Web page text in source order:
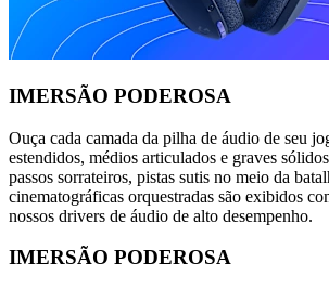
IMERSÃO PODEROSA
Ouça cada camada da pilha de áudio de seu
estendidos, médios articulados e graves
passos sorrateiros, pistas sutis no meio da
cinematográficas orquestradas são exibidos
nossos drivers de áudio de alto desempenho.
IMERSÃO PODEROSA